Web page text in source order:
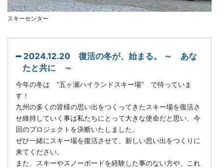
スキーセンター
2024.12.20 復活の冬が、始まる。 ～ あな
たと共に ～
今年の冬は “五ヶ瀬ハイランドスキー場” で待っていま
す！
九州の多くの皆様の思い出をつくってきたスキー場を復活さ
せ維持していく事は私たちにとって大きな使命だと思い、今
回のプロジェクトを決断いたしました。
ぜひ一緒にスキー場を復活させて、新しい思い出をつくりに
来てください。
また、スキーやスノーボードを経験した事のない方や、これ